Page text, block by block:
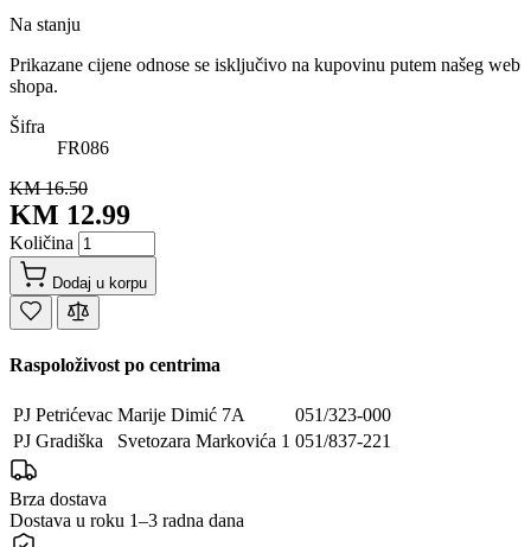
Na stanju
Prikazane cijene odnose se isključivo na kupovinu putem našeg web
shopa.
Šifra
FR086
KM 16.50
KM 12.99
Količina
Dodaj u korpu
Raspoloživost po centrima
PJ Petrićevac Marije Dimić 7A
051/323-000
PJ Gradiška
Svetozara Markovića 1 051/837-221
Brza dostava
Dostava u roku 1–3 radna dana